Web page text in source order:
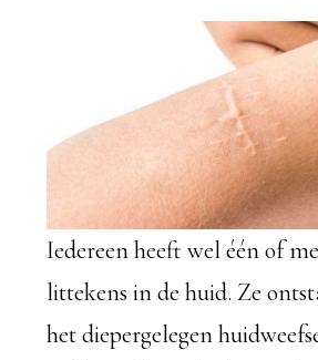
Iedereen heeft wel één of
littekens in de huid. Ze
het diepergelegen